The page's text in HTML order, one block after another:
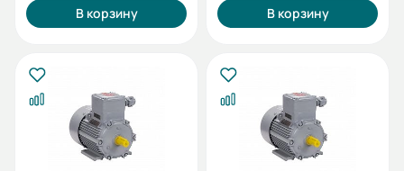
В корзину В корзину